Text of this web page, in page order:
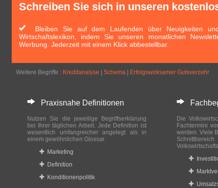
Schreiben Sie sich in unseren
Bleiben Sie auf dem Laufenden über Neuigkeiten
Wirtschaftslexikon, indem Sie unseren monatlichen
Werbung. Jederzeit mit einem Klick abbestellbar.
Weitere Begriffe : Kreditanalyse Schema Erfolgswirksamer Gutsverzehr
Praxisnahe Definitionen
Nutzen Sie die jeweilige Begriffserklärung
bei Ihrer täglichen Arbeit. Jede Definition ist
wesentlich umfangreicher angelegt als in
einem gewöhnlichen Glossar.
Marketing
Definition
Konditionenpolitik
Die
Fachtermini
werden. Viele